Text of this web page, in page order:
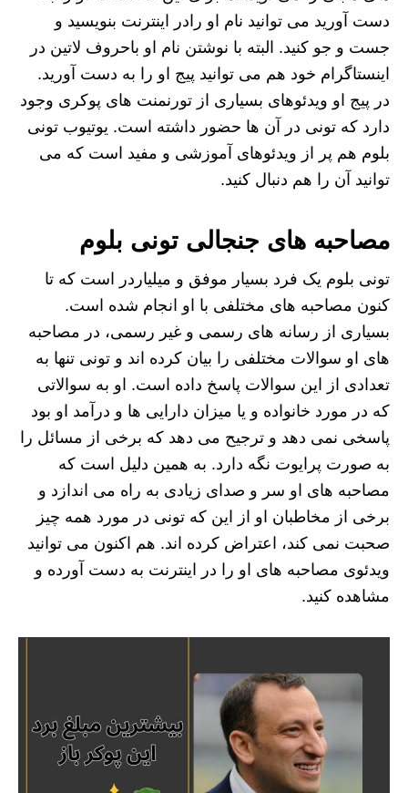
دست آورید می توانید نام او رادر اینترنت بنویسید و
جست و جو کنید. البته با نوشتن نام او باحروف لاتین در
اینستاگرام خود هم می توانید پیج او را به دست آورید.
در پیج او ویدئوهای بسیاری از تورنمنت های پوکری وجود
دارد که تونی در آن ها حضور داشته است. یوتیوب تونی
بلوم هم پر از ویدئوهای آموزشی و مفید است که می
توانید آن را هم دنبال کنید.
مصاحبه های جنجالی تونی بلوم
تونی بلوم یک فرد بسیار موفق و میلیاردر است که تا
کنون مصاحبه های مختلفی با او انجام شده است.
بسیاری از رسانه های رسمی و غیر رسمی، در مصاحبه
های او سوالات مختلفی را بیان کرده اند و تونی تنها به
تعدادی از این سوالات پاسخ داده است. او به سوالاتی
که در مورد خانواده و یا میزان دارایی ها و درآمد او بود
پاسخی نمی دهد و ترجیح می دهد که برخی از مسائل را
به صورت پرایوت نگه دارد. به همین دلیل است که
مصاحبه های او سر و صدای زیادی به راه می اندازد و
برخی از مخاطبان او از این که تونی در مورد همه چیز
صحبت نمی کند، اعتراض کرده اند. هم اکنون می توانید
ویدئوی مصاحبه های او را در اینترنت به دست آورده و
مشاهده کنید.